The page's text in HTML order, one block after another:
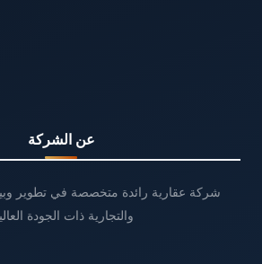
عن الشركة
شركة عقارية رائدة متخصصة في تطوير
والتجارية ذات الجودة